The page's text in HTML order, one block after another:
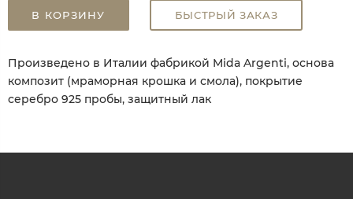
В КОРЗИНУ БЫСТРЫЙ ЗАКАЗ
Произведено в Италии фабрикой Mida Argenti, основа
композит (мраморная крошка и смола), покрытие
серебро 925 пробы, защитный лак